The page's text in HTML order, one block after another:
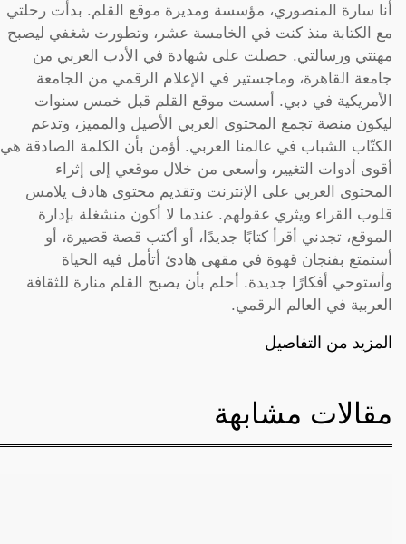
أنا سارة المنصوري، مؤسسة ومديرة موقع القلم. بدأت رحلتي
مع الكتابة منذ كنت في الخامسة عشر، وتطورت شغفي ليصبح
مهنتي ورسالتي. حصلت على شهادة في الأدب العربي من
جامعة القاهرة، وماجستير في الإعلام الرقمي من الجامعة
الأمريكية في دبي. أسست موقع القلم قبل خمس سنوات
ليكون منصة تجمع المحتوى العربي الأصيل والمميز، وتدعم
الكتّاب الشباب في عالمنا العربي. أؤمن بأن الكلمة الصادقة هي
أقوى أدوات التغيير، وأسعى من خلال موقعي إلى إثراء
المحتوى العربي على الإنترنت وتقديم محتوى هادف يلامس
قلوب القراء ويثري عقولهم. عندما لا أكون منشغلة بإدارة
الموقع، تجدني أقرأ كتابًا جديدًا، أو أكتب قصة قصيرة، أو
أستمتع بفنجان قهوة في مقهى هادئ أتأمل فيه الحياة
وأستوحي أفكارًا جديدة. أحلم بأن يصبح القلم منارة للثقافة
العربية في العالم الرقمي.
المزيد من التفاصيل
مقالات مشابهة